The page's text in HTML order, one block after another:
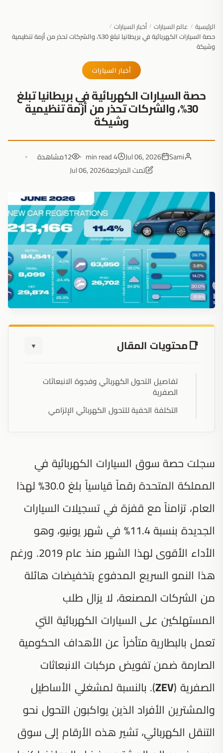
الرئيسية / عالم السيارات / أخبار السيارات /
حصة السيارات الكهربائية في بريطانيا تبلغ 30%، والشركات تحذر من أزمة تنظيمية
وشيكة
أخبار السيارات
حصة السيارات الكهربائية في بريطانيا تبلغ
30%، والشركات تحذر من أزمة تنظيمية
وشيكة
Sami
Jul 06, 2026
4 min read
12مشاهدة
تمت المراجعةJul 06, 2026
محتويات المقال ▼
تفاصيل التحول الكهربائي وفجوة الانبعاثات
الصفرية
التكلفة الخفية للتحول الكهربائي الإلزامي
سجلت حصة سوق السيارات الكهربائية في
المملكة المتحدة رقماً قياسياً بلغ 30.0% لهذا
العام، تزامناً مع قفزة في تسجيلات السيارات
الجديدة بنسبة 11.4% في شهر يونيو، وهو
الأداء الأقوى لهذا الشهر منذ عام 2019. ورغم
هذا النمو السريع المدفوع بتخفيضات هائلة
من الشركات المصنعة، لا يزال طلب
المستهلكين على السيارات الكهربائية التي
تعمل بالبطارية متأخراً عن الأهداف الحكومية
الصارمة ضمن تفويض مركبات الانبعاثات
الصفرية (ZEV). بالنسبة لمشغلي الأساطيل
والمشترين الأفراد الذين يواكبون التحول نحو
التنقل الكهربائي، تشير هذه الأرقام إلى سوق